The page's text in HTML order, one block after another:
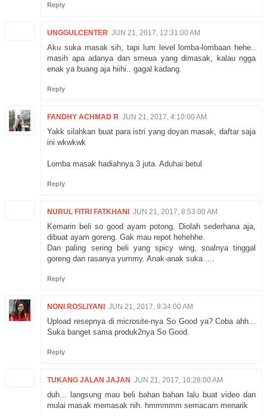
Reply
UNGGULCENTER JUN 21, 2017, 12:31:00 AM
Aku suka masak sih, tapi lum level lomba-lombaan hehe..
masih apa adanya dan smeua yang dimasak, kalau ngga
enak ya buang aja hiihi.. gagal kadang.
Reply
FANDHY ACHMAD R JUN 21, 2017, 4:10:00 AM
Yakk silahkan buat para istri yang doyan masak, daftar saja
ini wkwkwk
Lomba masak hadiahnya 3 juta. Aduhai betul
Reply
NURUL FITRI FATKHANI JUN 21, 2017, 8:53:00 AM
Kemarin beli so good ayam potong. Diolah sederhana aja,
dibuat ayam goreng. Gak mau repot hehehhe.
Dan paling sering beli yang spicy wing, soalnya tinggal
goreng dan rasanya yummy. Anak-anak suka ....
Reply
NONI ROSLIYANI JUN 21, 2017, 9:34:00 AM
Upload resepnya di microsite-nya So Good ya? Coba ahh...
Suka banget sama produk2nya So Good.
Reply
TUKANG JALAN JAJAN JUN 21, 2017, 10:28:00 AM
duh... langsung mau beli bahan bahan lalu buat video dan
mulai masak memasak nih. hmmmmm semacam menarik